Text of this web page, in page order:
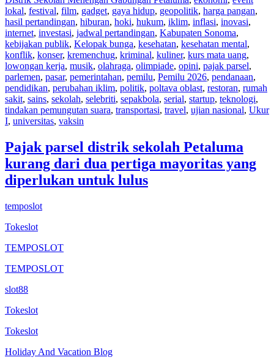
lokal, festival, film, gadget, gaya hidup, geopolitik, harga pangan,
hasil pertandingan, hiburan, hoki, hukum, iklim, inflasi, inovasi,
internet, investasi, jadwal pertandingan, Kabupaten Sonoma,
kebijakan publik, Kelopak bunga, kesehatan, kesehatan mental,
konflik, konser, kremenchug, kriminal, kuliner, kurs mata uang,
lowongan kerja, musik, olahraga, olimpiade, opini, pajak parsel,
parlemen, pasar, pemerintahan, pemilu, Pemilu 2026, pendanaan,
pendidikan, perubahan iklim, politik, poltava oblast, restoran, rumah
sakit, sains, sekolah, selebriti, sepakbola, serial, startup, teknologi,
tindakan pemungutan suara, transportasi, travel, ujian nasional, Ukur
I, universitas, vaksin
Pajak parsel distrik sekolah Petaluma
kurang dari dua pertiga mayoritas yang
diperlukan untuk lulus
temposlot
Tokeslot
TEMPOSLOT
TEMPOSLOT
slot88
Tokeslot
Tokeslot
Holiday And Vacation Blog